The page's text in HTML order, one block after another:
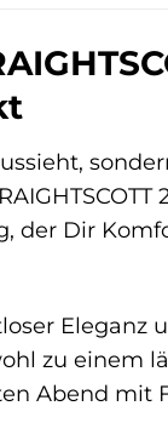
der Dir
zu einem
Abend